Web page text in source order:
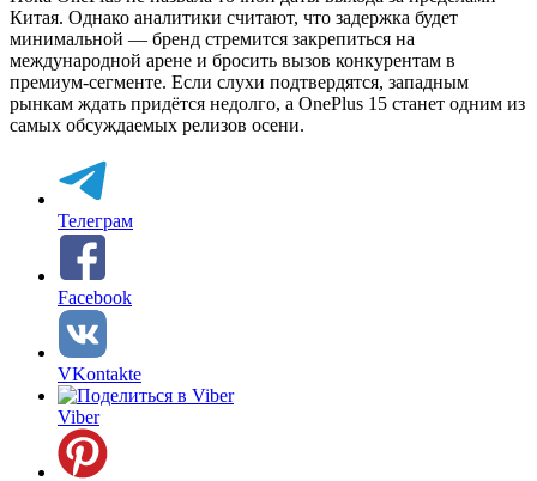
Китая. Однако аналитики считают, что задержка будет
минимальной — бренд стремится закрепиться на
международной арене и бросить вызов конкурентам в
премиум-сегменте. Если слухи подтвердятся, западным
рынкам ждать придётся недолго, а OnePlus 15 станет одним из
самых обсуждаемых релизов осени.
Телеграм
Facebook
VKontakte
Viber